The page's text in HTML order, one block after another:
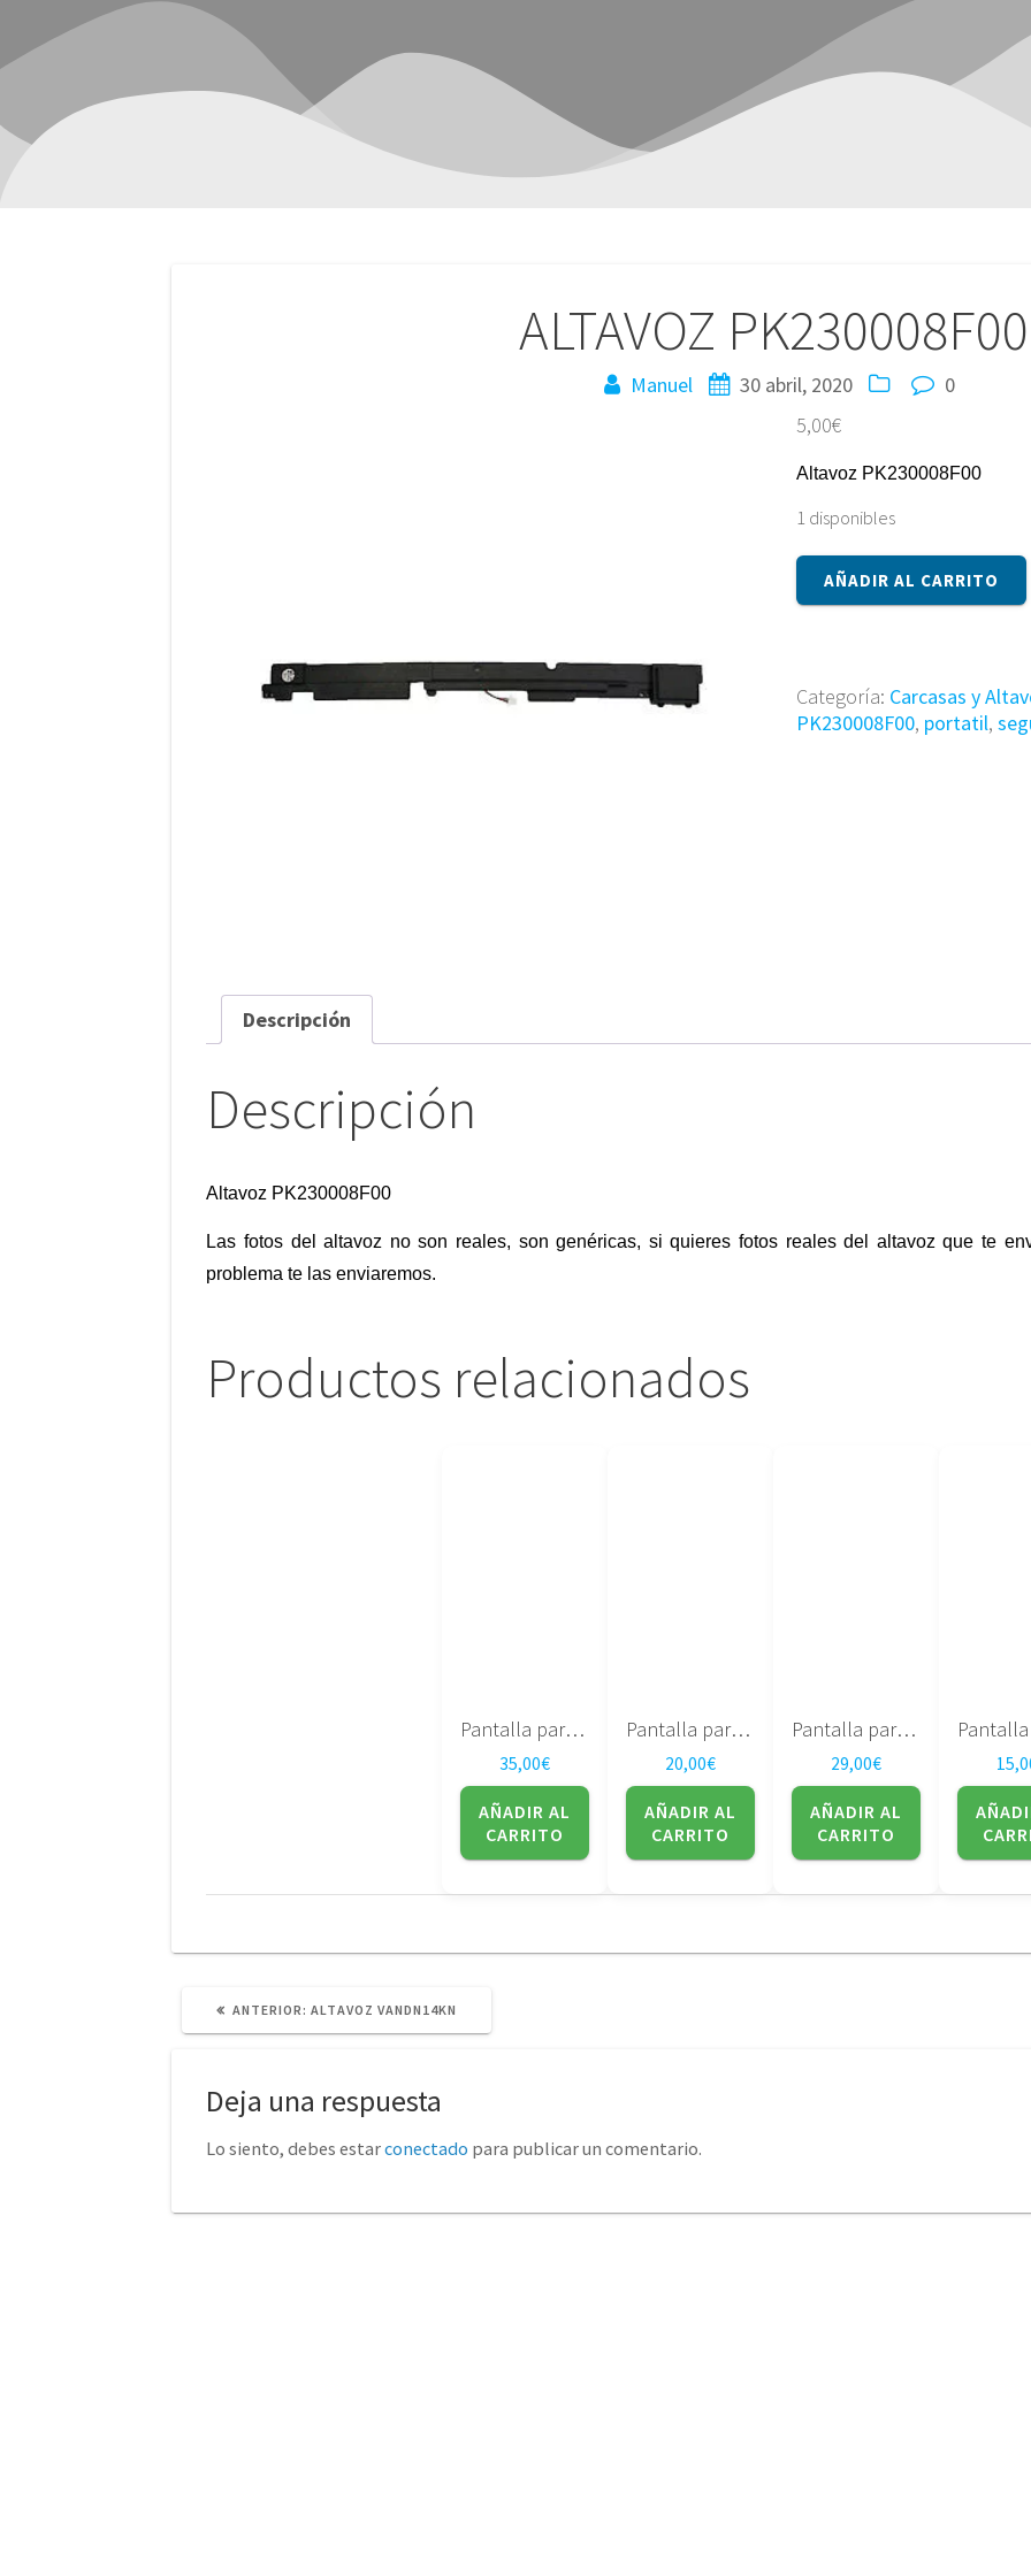
ALTAVOZ PK230008F00
Manuel 30 abril, 2020
0
5,00€
Altavoz PK230008F00
1 disponibles
ALTAVOZ
PK230008F00
AÑADIR AL CARRITO
Categoría: Carcasas y
PK230008F00, portatil,
Descripción
Descripción
Altavoz PK230008F00
Las fotos del altavoz no son reales, son genéricas, si quieres fotos reales del altavoz que te
problema te las enviaremos.
Productos relacionados
Pantalla para portatil LG PHILIPS LP141WP1(TL)(A1)
35,00€
AÑADIR AL
CARRITO
Pantalla para portatil LG Philips – 15.4″ – LP154WX4 (TL)(C8)
20,00€
AÑADIR AL
CARRITO
Pantalla para portatil 17″ LP171WP4 (TL)(03)
29,00€
AÑADIR AL
CARRITO
ANTERIOR: POST
ALTAVOZ VANDN14KN
Deja una respuesta
Lo siento, debes estarconectado para publicar un comentario.